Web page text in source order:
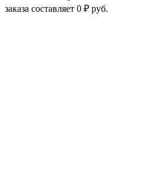
заказа составляет 0 ₽ руб.